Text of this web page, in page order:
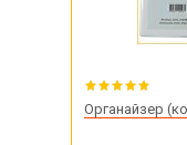
Органайзер